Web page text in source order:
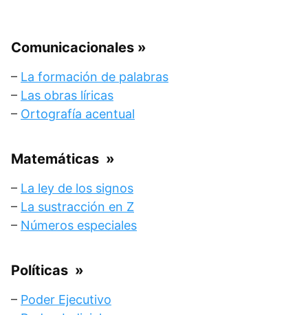
Comunicacionales »
– La formación de palabras
– Las obras líricas
– Ortografía acentual
Matemáticas »
– La ley de los signos
– La sustracción en Z
– Números especiales
Políticas »
– Poder Ejecutivo